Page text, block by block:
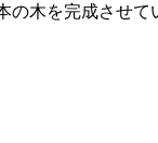
の木を完成させ